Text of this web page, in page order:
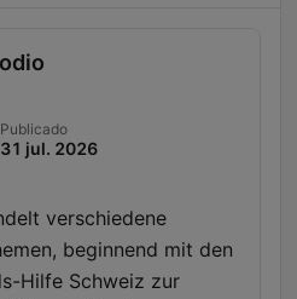
Publicado
31 jul. 2026
verschiedene
beginnend mit den
Hilfe Schweiz zur